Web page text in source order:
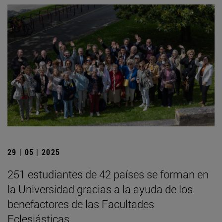
29 | 05 | 2025
251 estudiantes de 42 países se forman en
la Universidad gracias a la ayuda de los
benefactores de las Facultades
Eclesiásticas